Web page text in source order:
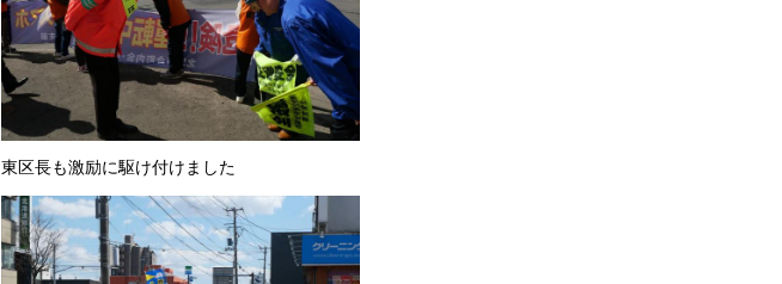
東区長も激励に駆け付けました